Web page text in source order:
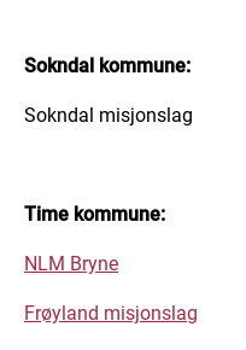
Sokndal kommune:
Sokndal misjonslag
Time kommune:
NLM Bryne
Frøyland misjonslag